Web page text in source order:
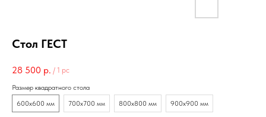
Стол ГЕСТ
28 500 р. / 1 pc
Размер квадратного стола
600х600 мм
700х700 мм 800х800 мм 900х900 мм